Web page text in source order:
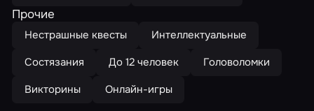
Прочие
Нестрашные квесты
Интеллектуальные
Состязания
До 12 человек
Головоломки
Викторины
Онлайн-игры